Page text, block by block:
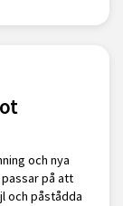
och nya
på att
och påstådda